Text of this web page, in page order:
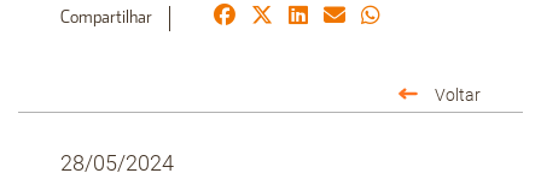
Sobre Nós
Compartilhar
Voltar
28/05/2024